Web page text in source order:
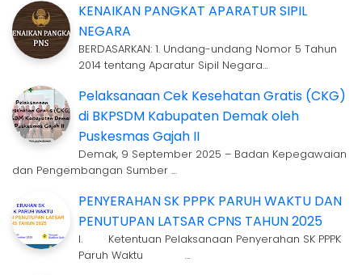
KENAIKAN PANGKAT APARATUR SIPIL
NEGARA
BERDASARKAN: 1. Undang-undang Nomor 5 Tahun
2014 tentang Aparatur Sipil Negara…
Pelaksanaan Cek Kesehatan Gratis (CKG)
di BKPSDM Kabupaten Demak oleh
Puskesmas Gajah II
Demak, 9 September 2025 – Badan Kepegawaian
dan Pengembangan Sumber …
PENYERAHAN SK PPPK PARUH WAKTU DAN
PENUTUPAN LATSAR CPNS TAHUN 2025
I. Ketentuan Pelaksanaan Penyerahan SK PPPK
Paruh Waktu …